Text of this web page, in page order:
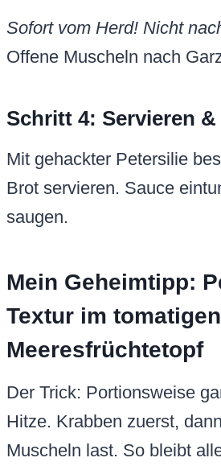
Sofort vom Herd! Nicht
Offene Muscheln nach
Schritt 4: Servieren
Mit gehackter Petersilie
Brot servieren. Sauce
saugen.
Mein Geheimtipp:
Textur im tomatigen
Meeresfrüchtetopf
Der Trick: Portionsweise
Hitze. Krabben zuerst,
Muscheln last. So bleibt